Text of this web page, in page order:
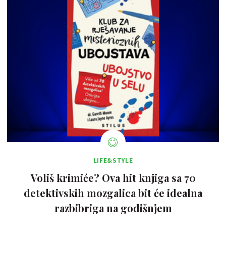
LIFE&STYLE
Voliš krimiće? Ova hit knjiga sa 70
detektivskih mozgalica bit će idealna
razbibriga na godišnjem